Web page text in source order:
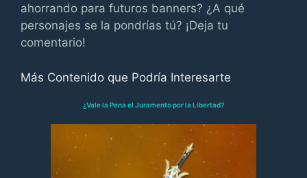
ahorrando para futuros banners? ¿A qué
personajes se la pondrías tú? ¡Deja tu
comentario!
Más Contenido que Podría Interesarte
¿Vale la Pena el Juramento por la Libertad?